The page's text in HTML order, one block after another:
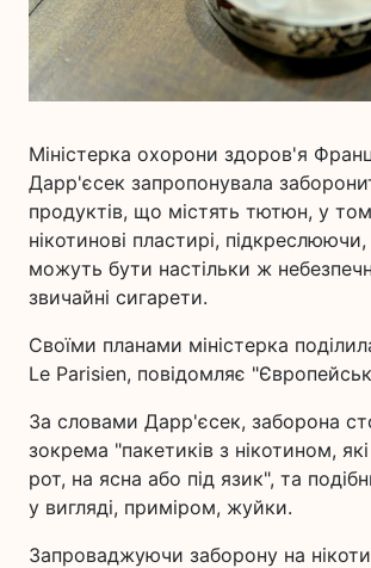
Міністерка охорони здоров'я
Дарр'єсек запропонувала
продуктів, що містять тютюн, у
нікотинові пластирі,
можуть бути настільки ж
звичайні сигарети.
Своїми планами міністерка
Le Parisien, повідомляє
За словами Дарр'єсек, заборона
зокрема "пакетиків з нікотином,
рот, на ясна або під язик", та
у вигляді, приміром, жуйки.
Запроваджуючи заборону на